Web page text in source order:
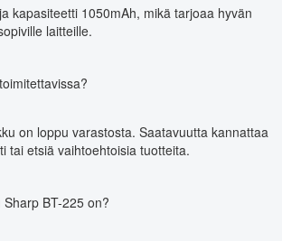
kapasiteetti 1050mAh, mikä tarjoaa hyvän
laitteille.
on loppu varastosta. Saatavuutta kannattaa
tai etsiä vaihtoehtoisia tuotteita.
BT-225 on?